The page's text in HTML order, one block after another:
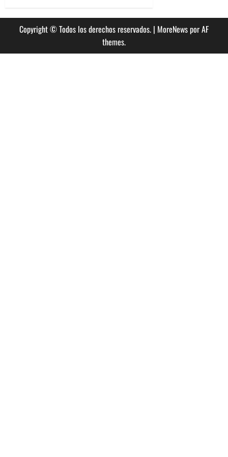
Copyright © Todos los derechos reservados. | MoreNewspor AF
themes.